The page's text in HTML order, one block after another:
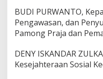
BUDI PURWANTO,
Pengawasan, dan
Pamong Praja dan
DENY ISKANDAR
Kesejahteraan Sosial